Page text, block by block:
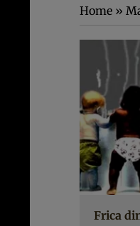
Home »
Frica